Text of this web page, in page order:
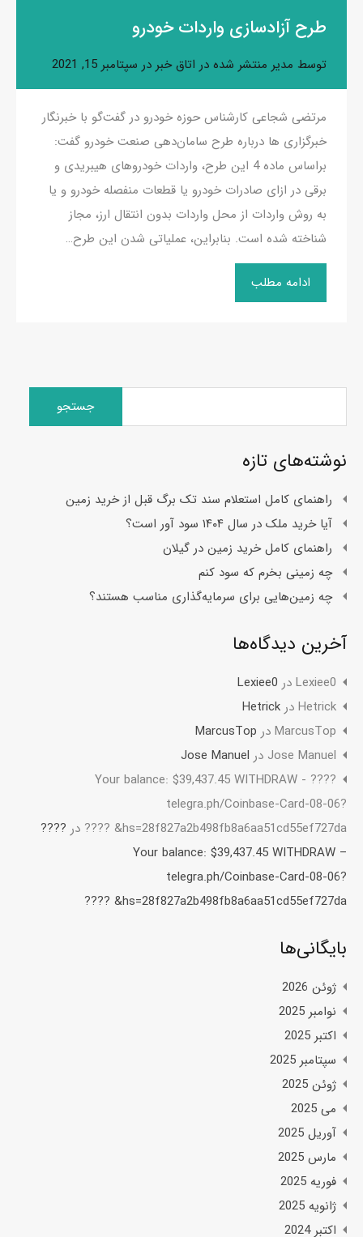
طرح آزادسازی واردات خودرو
توسط مدیر منتشر شده در اتاق خبر در سپتامبر 15, 2021
مرتضی شجاعی کارشناس حوزه خودرو در گفت‌گو با خبرنگار
خبرگزاری ها درباره طرح سامان‌دهی صنعت خودرو گفت:
براساس ماده 4 این طرح، واردات خودروهای هیبریدی و
برقی در ازای صادرات خودرو یا قطعات منفصله خودرو و یا
به روش واردات از محل واردات بدون انتقال ارز، مجاز
شناخته شده است. بنابراین، عملیاتی شدن این طرح…
ادامه مطلب
جستجو
نوشته‌های تازه
راهنمای کامل استعلام سند تک برگ قبل از خرید زمین
آیا خرید ملک در سال ۱۴۰۴ سود آور است؟
راهنمای کامل خرید زمین در گیلان
چه زمینی بخرم که سود کنم
چه زمین‌هایی برای سرمایه‌گذاری مناسب هستند؟
آخرین دیدگاه‌ها
Lexiee0 در Lexiee0
Hetrick در Hetrick
MarcusTop در MarcusTop
Jose Manuel در Jose Manuel
????️ Your balance: $39,437.45 WITHDRAW -
telegra.ph/Coinbase-Card-08-06?
hs=28f827a2b498fb8a6aa51cd55ef727da& ????️
در ????️
Your balance: $39,437.45 WITHDRAW –
telegra.ph/Coinbase-Card-08-06?
hs=28f827a2b498fb8a6aa51cd55ef727da& ????️
بایگانی‌ها
ژوئن 2026
نوامبر 2025
اکتبر 2025
سپتامبر 2025
ژوئن 2025
می 2025
آوریل 2025
مارس 2025
فوریه 2025
ژانویه 2025
اکتبر 2024